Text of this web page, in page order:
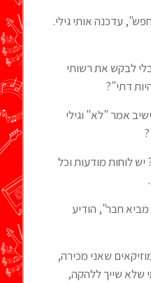
עדכנה אותי גילי.
לבקש את רשותי
דתי"?
אמר "לא" וגילי
לוחות מודעות וכל
חבר", הודיע
שאני מכירה,
שלא שייך ללהקה,